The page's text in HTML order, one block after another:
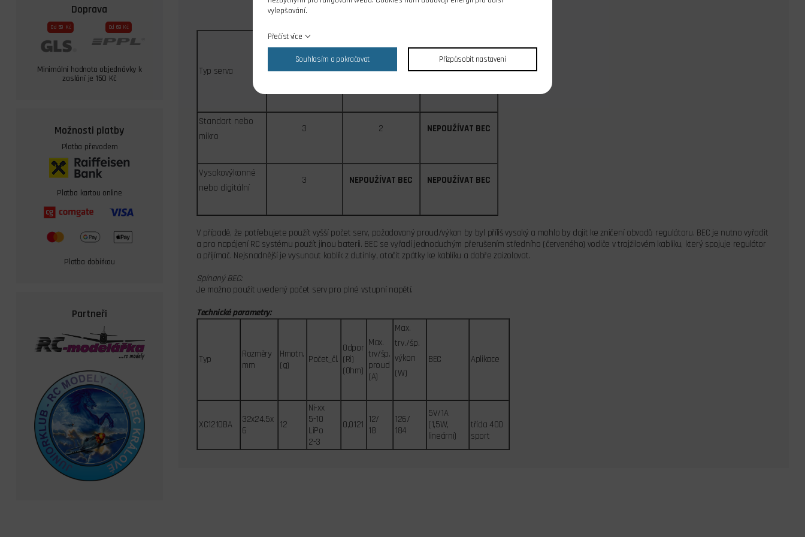
Doprava
Od 59 Kč Od 69 Kč
Minimální hodnota objednávky k
zaslání je 150 Kč
Možnosti platby
Platba převodem
Platba kartou online
Platba dobírkou
Partneři
Typ serva
7-8 článků Ni-xx
2 články Li-xx
9-10 článků Ni-xx
3 články Li-xx
xx
víc než 3 články Li-
Standart nebo
mikro
3 2 NEPOUŽÍVAT BEC
Vysokovýkonné
nebo digitální
3 NEPOUŽÍVAT BEC NEPOUŽÍVAT BEC
V případě, že potřebujete použít vyšší počet serv, požadovaný proud/výkon by byl příliš vysoký a mohlo by dojít ke zničení obvodů regulátoru. BEC je nutno vyřadit
a pro napájení RC systému použít jinou baterii. BEC se vyřadí jednoduchým přerušením středního (červeného) vodiče v trojžilovém kablíku, který spojuje regulátor
a přijímač. Nejsnadnější je vysunout kablík z dutinky, otočit zpátky ke kablíku a dobře zaizolovat.
Spínaný BEC:
Je možno použít uvedený počet serv pro plné vstupní napětí.
Technické parametry:
Typ
Rozměry
mm
Hmotn.
(g)
Počet_čl.
Odpor
(Ri)
(Ohm)
Max.
trv/šp.
proud
(A)
Max.
trv./šp.
výkon
(W)
BEC Aplikace
XC1210BA
32x24.5x
6
12
Ni-xx
5-10
LiPo
2-3
0,0121 12/
18
126/
184
5V/1A
(1,5W,
lineární)
třída 400
sport
vylepšování.
Přečíst více
Souhlasím a pokračovat Přizpůsobit nastavení